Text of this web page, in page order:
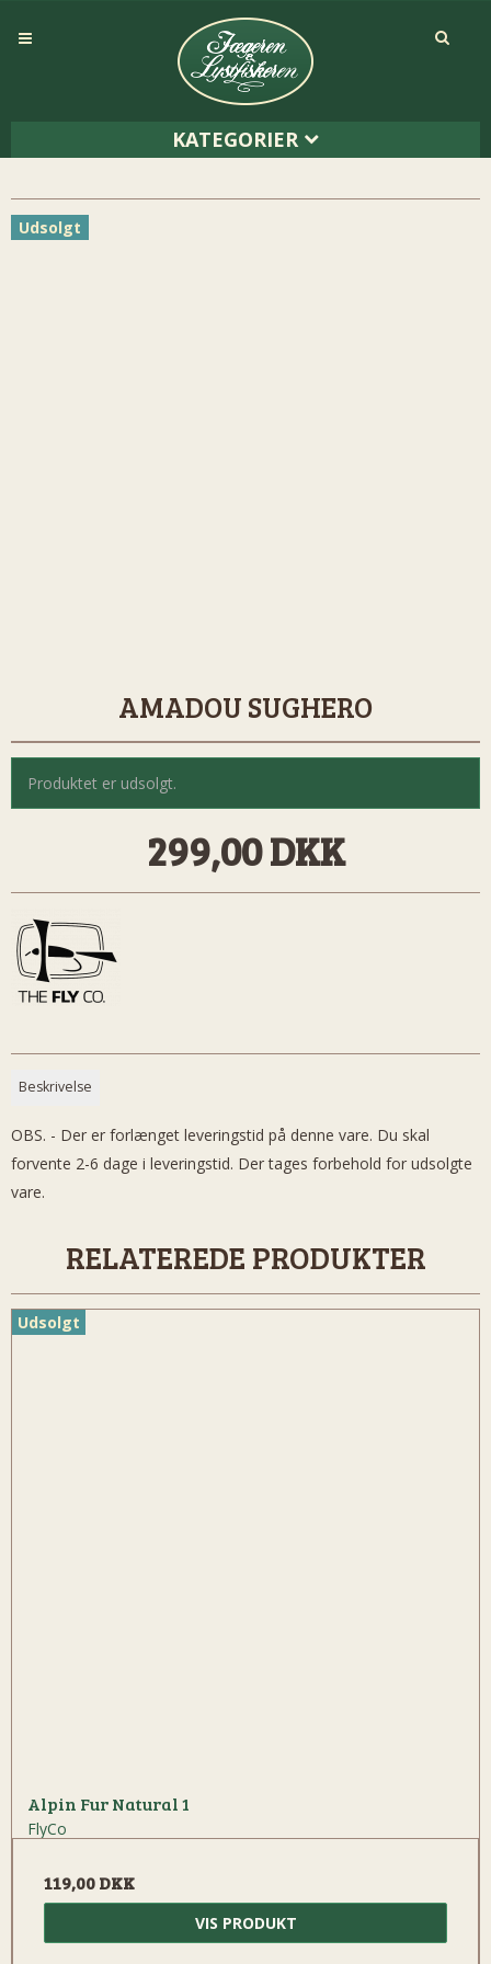
KATEGORIER
Udsolgt
AMADOU SUGHERO
Produktet er udsolgt.
299,00 DKK
Beskrivelse
OBS. - Der er forlænget leveringstid på denne vare. Du skal
forvente 2-6 dage i leveringstid. Der tages forbehold for udsolgte
vare.
RELATEREDE PRODUKTER
Udsolgt
Alpin Fur Natural 1
FlyCo
119,00 DKK
VIS PRODUKT